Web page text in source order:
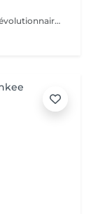
AQUAPURE est une méthode de traitement révolutionnaire qui nettoie notre peau des cellules mortes et des impuretés tout en lui fournissant simultanément des ingrédients actifs hautement efficaces. Les ingrédients actifs hydratent, nettoient et rajeunissent la peau. Le traitement se compose de différentes parties. Tout d'abord, la peau est nettoyée à l'aide de substances exfoliantes. Ensuite, des ingrédients actifs de haute qualité sont introduits dans la peau, qui contiennent des ingrédients antioxydants, anti-inflammatoires et hydratants. Ensuite, la peau est massée avec la tête de l'appareil, ce qui détend le patient. La peau est mieux irriguée, paraît plus fraîche et les rides sont lissées. Dans cette phase, on utilise l'électroporation, grâce à laquelle la peau est alimentée uniquement avec des principes actifs nourrissants et soigneusement sélectionnés. Ingrédients spéciaux algues Favorise la circulation sanguine, hydrate la peau et régule la fonction des glandes sébacées. Ils activent le renouvellement cellulaire et le métabolisme, renforcent la résistance, ont un effet anti-inflammatoire et drainent les tissus. propolis A un effet préventif. Il favorise la régénération de nouvelles cellules cutanées et régule la croissance de nouveaux tissus. Il a également des effets anti-inflammatoires. Centella asiatica Possède de fortes propriétés antibactériennes et cicatrisantes. acide hyaluronique L'acide hyaluronique améliore la capacité de la peau à retenir l'humidité, donnant à la peau plus de fermeté et d'élasticité. papaye La teneur élevée en vitamine C des papayes favorise la production de collagène, qui constitue la base d'une peau ferme. Les antioxydants bêta-carotène, vitamines A et E peuvent améliorer visiblement le teint et renforcer la peau en même temps. Avoine Favorise la santé du tissu conjonctif et assure une peau ferme. Le traitement peut être effectué sur tout type de peau. Aussi bien dans le cas de peaux délicates, fines, sensibles, contaminées ou grasses, que dans le cas de peaux acnéiques, de pigmentation superficielle, de photovieillissement, d'hyperkératose, d'inflammation du follicule pileux. Il fournit également une base pour des traitements avancés de médecine esthétique. Aquapure obtient des résultats exceptionnels dans le traitement de : structure cutanée irrégulière Manque d'élasticité et de fermeté Manque de luminosité/éclat de la peau hyperpigmentation / dommages causés par le soleil Peau grasse / impure / acné pores dilatés signes de vieillissement de la peau kératinisation (hyperkératose) cicatrices rougeur Peau fatiguée, pâle, terne et stressée